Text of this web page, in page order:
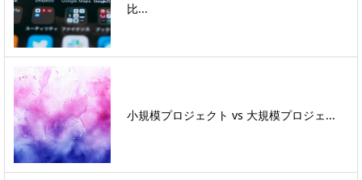
比...
小規模プロジェクト vs 大規模プロジェ...